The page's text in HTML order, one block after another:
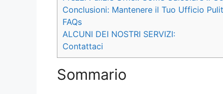
Conclusioni: Mantenere il Tuo Ufficio
FAQs
ALCUNI DEI NOSTRI SERVIZI:
Contattaci
Sommario